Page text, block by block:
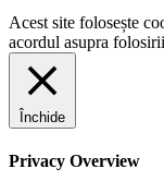
Acest site folosește
acordul asupra
Închide
Privacy Overview